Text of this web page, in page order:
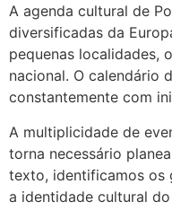
A agenda cultural de
diversificadas da
pequenas localidades,
nacional. O calendário
constantemente com
A multiplicidade de
torna necessário
texto, identificamos os
a identidade cultural do